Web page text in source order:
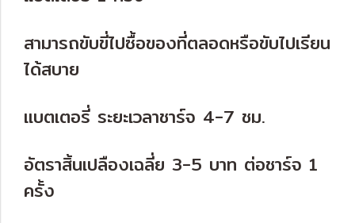
สามารถขับขี่ไปซื้อของที่ตลอดหรือขับไปเรียน
ได้สบาย
แบตเตอรี่ ระยะเวลาชาร์จ 4-7 ชม.
อัตราสิ้นเปลืองเฉลี่ย 3-5 บาท ต่อชาร์จ 1
ครั้ง